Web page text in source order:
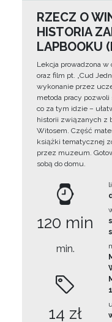
RZECZ O
HISTORIA
LAPBOOKU
Lekcja prowadzona w
oraz film pt. „Cud
wykonanie przez
metoda pracy
co za tym idzie –
historii związanych z
Witosem. Część
książki tematycznej
przez muzeum.
sobą do domu.
120 min
min.
14 zł